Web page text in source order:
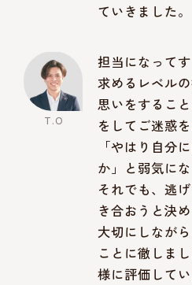
ていきました。
担当になって
求めるレベル
思いをするこ
をしてご迷惑
「やはり自分
か」と弱気に
それでも、逃
き合おうと決
大切にしなが
ことに徹しま
様に評価して